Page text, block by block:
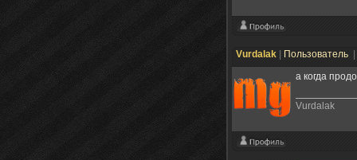
Vurdalak Пользователь
а когда
Vurdalak